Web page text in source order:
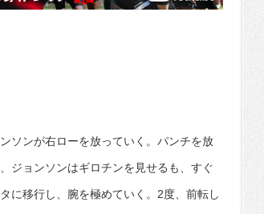
ソンが右ローを放っていく。パンチを放
ジョンソンはギロチンを見せるも、すぐ
に移行し、腕を極めていく。2度、前転し